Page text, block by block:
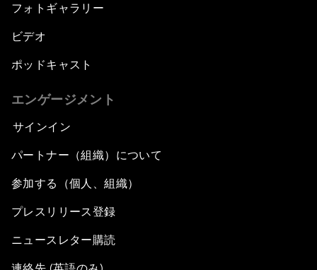
フォトギャラリー
ビデオ
ポッドキャスト
エンゲージメント
サインイン
パートナー（組織）について
参加する（個人、組織）
プレスリリース登録
ニュースレター購読